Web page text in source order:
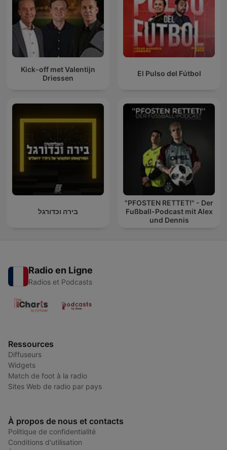
Kick-off met Valentijn
Driessen
El Pulso del Fútbol
בירה וכדורגל
"PFOSTEN RETTET!" - Der
Fußball-Podcast mit Alex
und Dennis
Radio en Ligne
Radios et Podcasts
Ressources
Diffuseurs
Widgets
Match de foot à la radio
Sites Web de radio par pays
À propos de nous et contacts
Politique de confidentialité
Conditions d'utilisation